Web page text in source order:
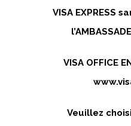
VISA EXPRESS
VISA OFFICE
Veuillez